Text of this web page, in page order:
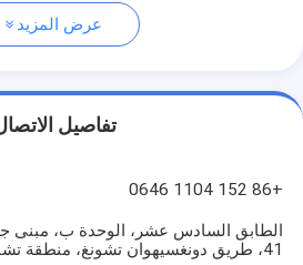
عرض المزيد
تفاصيل
+86 152 1104 0646
الطابق السادس عشر، الوحدة ب، مبنى
41، طريق دونغسيهوان تشونغ، منطقة تشاويانغ، بكين